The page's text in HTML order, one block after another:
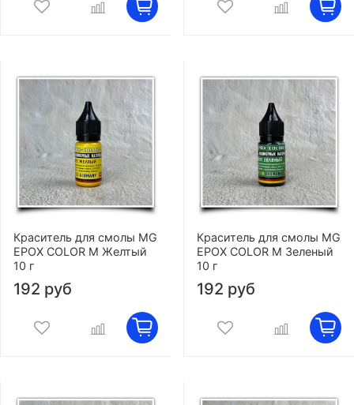
Краситель для смолы MG
EPOX COLOR M Желтый
10 г
192 руб
Краситель для смолы MG
EPOX COLOR M Зеленый
10 г
192 руб